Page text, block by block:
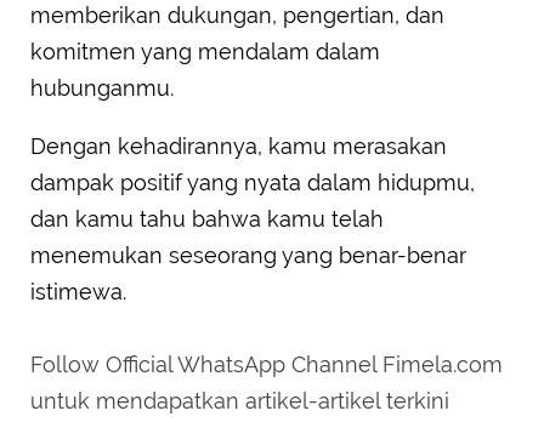
memberikan dukungan, pengertian, dan
komitmen yang mendalam dalam
hubunganmu.
Dengan kehadirannya, kamu merasakan
dampak positif yang nyata dalam hidupmu,
dan kamu tahu bahwa kamu telah
menemukan seseorang yang benar-benar
istimewa.
Follow Official WhatsApp Channel Fimela.com
untuk mendapatkan artikel-artikel terkini